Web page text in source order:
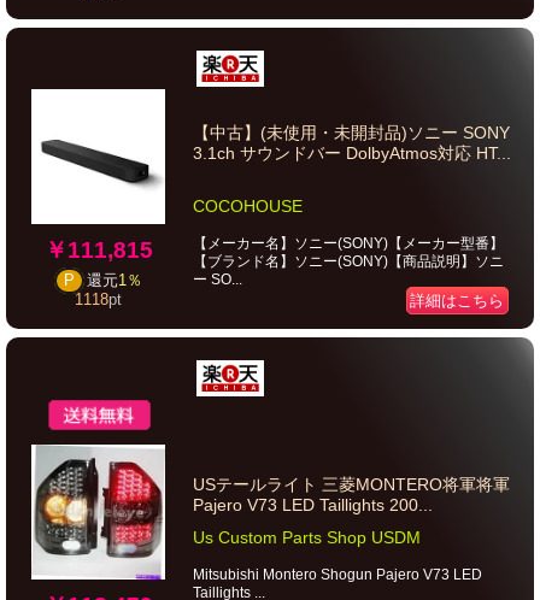
￥111,815
P 還元1％
1118pt
【中古】(未使用・未開封品)ソニー SONY
3.1ch サウンドバー DolbyAtmos対応 HT...
COCOHOUSE
【メーカー名】ソニー(SONY)【メーカー型番】
【ブランド名】ソニー(SONY)【商品説明】ソニ
ー SO...
詳細はこちら
USテールライト 三菱MONTERO将軍将軍
Pajero V73 LED Taillights 200...
Us Custom Parts Shop USDM
Mitsubishi Montero Shogun Pajero V73 LED
Taillights ...